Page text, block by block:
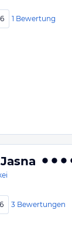
1 Bewertung
3 Bewertungen